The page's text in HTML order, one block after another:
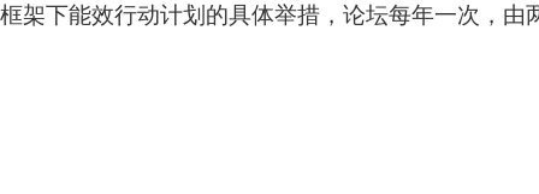
框架下能效行动计划的具体举措，论坛每年一次，由